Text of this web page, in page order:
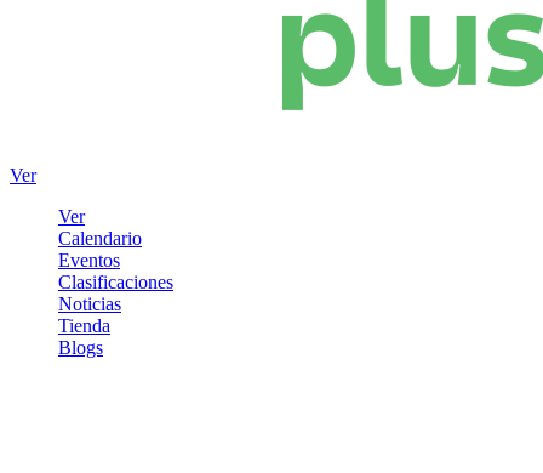
Ver
Ver
Calendario
Eventos
Clasificaciones
Noticias
Tienda
Blogs